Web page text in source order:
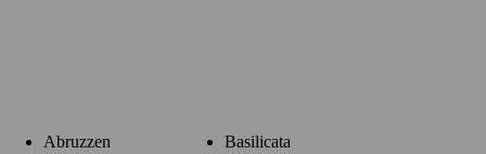
Abruzzen
Basilicata